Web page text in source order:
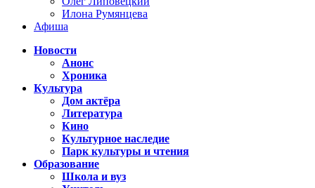
Илона Румянцева
Афиша
Новости
Анонс
Хроника
Культура
Дом актёра
Литература
Кино
Культурное наследие
Парк культуры и чтения
Образование
Школа и вуз